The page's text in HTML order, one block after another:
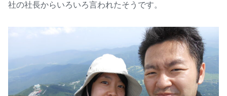
社の社長からいろいろ言われたそうです。